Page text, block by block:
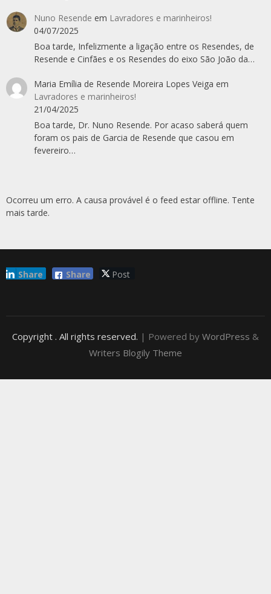
Nuno Resende em Lavradores e marinheiros!
04/07/2025
Boa tarde, Infelizmente a ligação entre os Resendes, de
Resende e Cinfães e os Resendes do eixo São João da…
Maria Emília de Resende Moreira Lopes Veiga em
Lavradores e marinheiros!
21/04/2025
Boa tarde, Dr. Nuno Resende. Por acaso saberá quem
foram os pais de Garcia de Resende que casou em
fevereiro…
Ocorreu um erro. A causa provável é o feed estar offline. Tente
mais tarde.
Share Post
Share
Copyright . All rights reserved. | Powered by WordPress &
Writers Blogily Theme